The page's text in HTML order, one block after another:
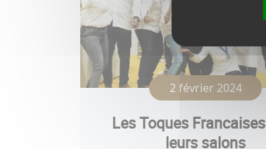
2 février 2024
Les Toques
leurs salons